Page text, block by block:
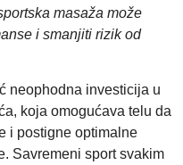
masaža može
i smanjiti rizik od
neophodna investicija u
koja omogućava telu da
i postigne optimalne
Savremeni sport svakim